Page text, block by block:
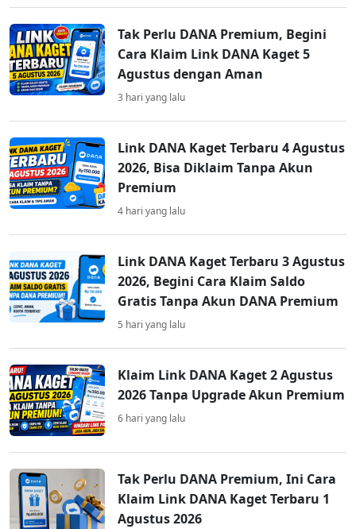
Tak Perlu DANA Premium, Begini
Cara Klaim Link DANA Kaget 5
Agustus dengan Aman
3 hari yang lalu
Link DANA Kaget Terbaru 4 Agustus
2026, Bisa Diklaim Tanpa Akun
Premium
4 hari yang lalu
Link DANA Kaget Terbaru 3 Agustus
2026, Begini Cara Klaim Saldo
Gratis Tanpa Akun DANA Premium
5 hari yang lalu
Klaim Link DANA Kaget 2 Agustus
2026 Tanpa Upgrade Akun Premium
6 hari yang lalu
Tak Perlu DANA Premium, Ini Cara
Klaim Link DANA Kaget Terbaru 1
Agustus 2026